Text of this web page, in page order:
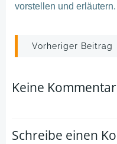
vorstellen und erläutern.
Post
Vorheriger Beitrag
Keine
Schreibe einen